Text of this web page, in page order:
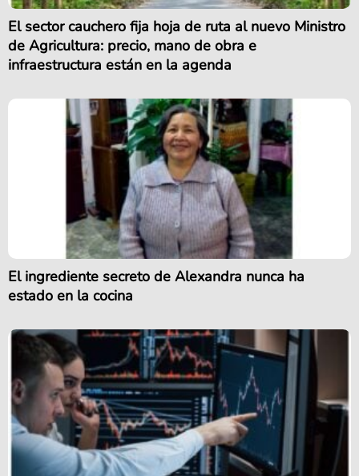
El sector cauchero fija hoja de ruta al nuevo Ministro
de Agricultura: precio, mano de obra e
infraestructura están en la agenda
El ingrediente secreto de Alexandra nunca ha
estado en la cocina